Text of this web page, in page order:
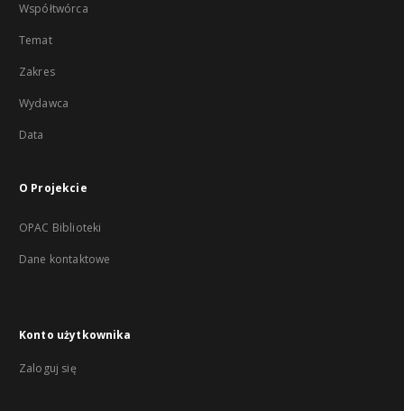
Współtwórca
Temat
Zakres
Wydawca
Data
O Projekcie
OPAC Biblioteki
Dane kontaktowe
Konto użytkownika
Zaloguj się